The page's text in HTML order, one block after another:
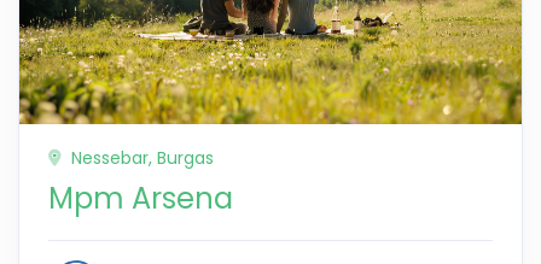
Nessebar, Burgas
Mpm Arsena